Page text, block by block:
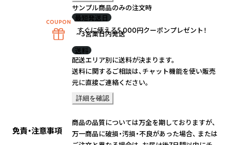
サンプル商品のみの注文時
最短発送日
2~3営業日内発送
送料
配送エリア別に送料が決まります。
送料に関するご相談は、チャット機能を使い販売
元に直接ご連絡ください。
詳細を確認
免責・注意事項
商品の品質については万全を期しておりますが、
万一商品に破損・汚損・不良があった場合、 または
すぐに使える5,000円クーポンプレゼント！